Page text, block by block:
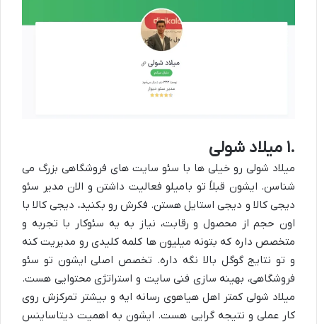
۱. میلاد شولی
میلاد شولی رو خیلی ها با سئو سایت های فروشگاهی بزرگ می
شناسن. ایشون قبلاً تو بامیلو فعالیت داشتن و الان مدیر سئو
دیجی کالا و دیجی استایل هستن. فکرش رو بکنید، دیجی کالا با
اون حجم از محصول و رقابت، نیاز به یه سئوکار با تجربه و
متخصص داره که بتونه میلیون ها کلمه کلیدی رو مدیریت کنه
و تو نتایج گوگل بالا نگه داره. تخصص اصلی ایشون تو سئو
فروشگاهی، بهینه سازی فنی سایت و استراتژی محتوایی هست.
میلاد شولی کمتر اهل هیاهوی رسانه ایه و بیشتر تمرکزش روی
کار عملی و نتیجه گرایی هست. ایشون به اهمیت دیتاساینس